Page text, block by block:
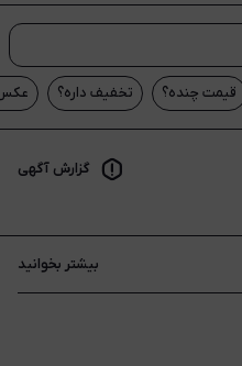
قیمت چنده؟ تخفیف داره؟
گزارش آگهی
بیشتر بخوانید